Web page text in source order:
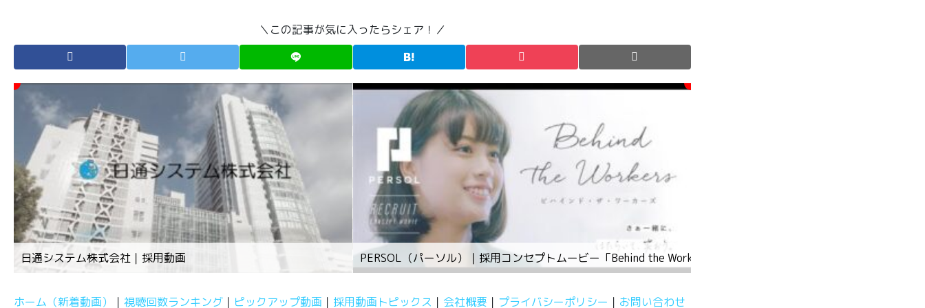
＼この記事が気に入ったらシェア！／
PERSOL（パーソル）｜採用コンセプトムービー「Behind the Workers ～ビハインド・ザ・ワーカーズ～」
日通システム株式会社｜採用動画
ホーム（新着動画） 視聴回数ランキング ピックアップ動画 採用動画トピックス 会社概要 プライバシーポリシー お問い合わせ